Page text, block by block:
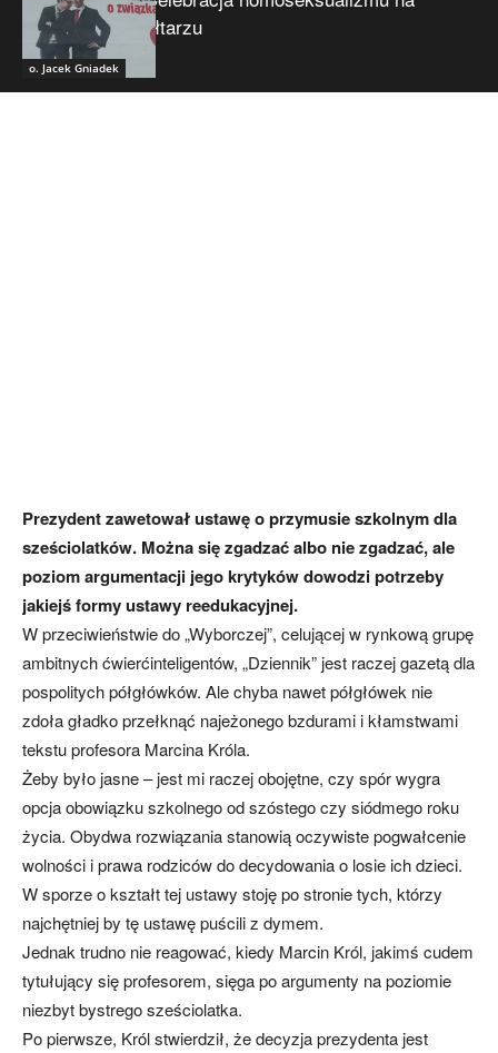
o. Jacek Gniadek
ołtarzu
Prezydent zawetował ustawę o przymusie szkolnym dla
sześciolatków. Można się zgadzać albo nie zgadzać, ale
poziom argumentacji jego krytyków dowodzi potrzeby
jakiejś formy ustawy reedukacyjnej.
W przeciwieństwie do „Wyborczej”, celującej w rynkową grupę
ambitnych ćwierćinteligentów, „Dziennik” jest raczej gazetą dla
pospolitych półgłówków. Ale chyba nawet półgłówek nie
zdoła gładko przełknąć najeżonego bzdurami i kłamstwami
tekstu profesora Marcina Króla.
Żeby było jasne – jest mi raczej obojętne, czy spór wygra
opcja obowiązku szkolnego od szóstego czy siódmego roku
życia. Obydwa rozwiązania stanowią oczywiste pogwałcenie
wolności i prawa rodziców do decydowania o losie ich dzieci.
W sporze o kształt tej ustawy stoję po stronie tych, którzy
najchętniej by tę ustawę puścili z dymem.
Jednak trudno nie reagować, kiedy Marcin Król, jakimś cudem
tytułujący się profesorem, sięga po argumenty na poziomie
niezbyt bystrego sześciolatka.
Po pierwsze, Król stwierdził, że decyzja prezydenta jest